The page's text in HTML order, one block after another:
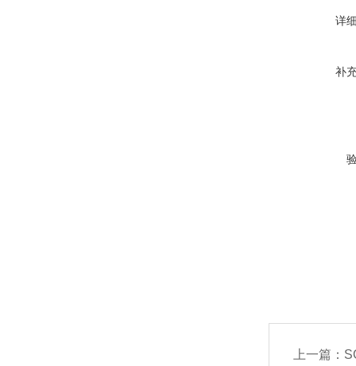
详
补
上一篇：